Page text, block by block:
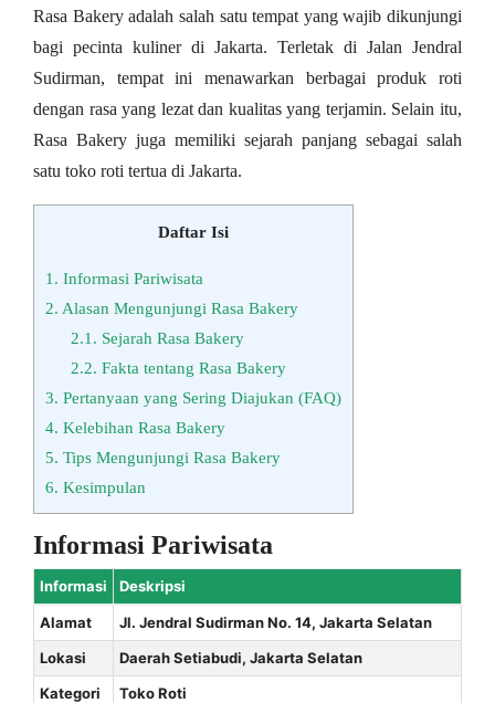
Rasa Bakery adalah salah satu tempat yang wajib dikunjungi
bagi pecinta kuliner di Jakarta. Terletak di Jalan Jendral
Sudirman, tempat ini menawarkan berbagai produk roti
dengan rasa yang lezat dan kualitas yang terjamin. Selain itu,
Rasa Bakery juga memiliki sejarah panjang sebagai salah
satu toko roti tertua di Jakarta.
Daftar Isi
1. Informasi Pariwisata
2. Alasan Mengunjungi Rasa Bakery
2.1. Sejarah Rasa Bakery
2.2. Fakta tentang Rasa Bakery
3. Pertanyaan yang Sering Diajukan (FAQ)
4. Kelebihan Rasa Bakery
5. Tips Mengunjungi Rasa Bakery
6. Kesimpulan
Informasi Pariwisata
Informasi Deskripsi
Alamat
Jl. Jendral Sudirman No. 14, Jakarta Selatan
Lokasi
Daerah Setiabudi, Jakarta Selatan
Kategori
Toko Roti